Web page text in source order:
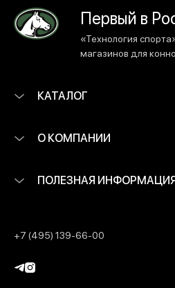
Первый в
«Технология
магазинов для
КАТАЛОГ
О КОМПАНИИ
ПОЛЕЗНАЯ
+7 (495) 139-66-00